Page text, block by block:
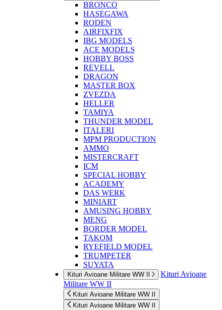
BRONCO
HASEGAWA
RODEN
AIRFIXFIX
IBG MODELS
ACE MODELS
HOBBY BOSS
REVELL
DRAGON
MASTER BOX
ZVEZDA
HELLER
TAMIYA
THUNDER MODEL
ITALERI
MPM PRODUCTION
AMMO
MISTERCRAFT
ICM
SPECIAL HOBBY
ACADEMY
DAS WERK
MINIART
AMUSING HOBBY
MENG
BORDER MODEL
TAKOM
RYEFIELD MODEL
TRUMPETER
SUYATA
Kituri Avioane Militare WW II
Kituri Avioane
Militare WW II
Kituri Avioane Militare WW II
Kituri Avioane Militare WW II